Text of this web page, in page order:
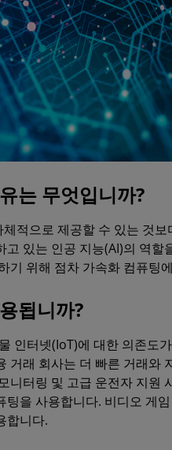
는 무엇입니까?
적으로 제공할 수 있는 것
있는 인공 지능(AI)의 역할
기 위해 점차 가속화 컴퓨팅
됩니까?
인터넷(IoT)에 대한 의존도
거래 회사는 더 빠른 거래와
니터링 및 고급 운전자 지원
을 사용합니다. 비디오 게
합니다.